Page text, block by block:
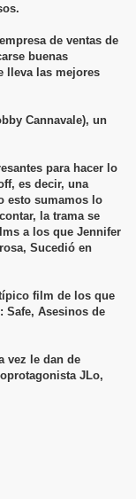
de ventas de
buenas
lleva las mejores
Cannavale), un
para hacer lo
es decir, una
esto sumamos lo
la trama se
a los que Jennifer
Sucedió en
film de los que
Safe, Asesinos de
vez le dan de
JLo,